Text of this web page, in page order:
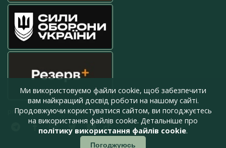
press@armyinform.com.ua
Ми використовуємо файли cookie, щоб забезпечити
вам найкращий досвід роботи на нашому сайті.
Продовжуючи користуватися сайтом, ви погоджуєтесь
на використання файлів cookie. Детальніше про
політику використання файлів cookie.
Погоджуюсь